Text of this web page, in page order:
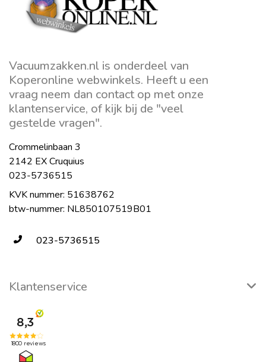
Vacuumzakken.nl is onderdeel van
Koperonline webwinkels. Heeft u een
vraag neem dan contact op met onze
klantenservice, of kijk bij de "veel
gestelde vragen".
Crommelinbaan 3
2142 EX Cruquius
023-5736515
KVK nummer: 51638762
btw-nummer: NL850107519B01
023-5736515
Klantenservice